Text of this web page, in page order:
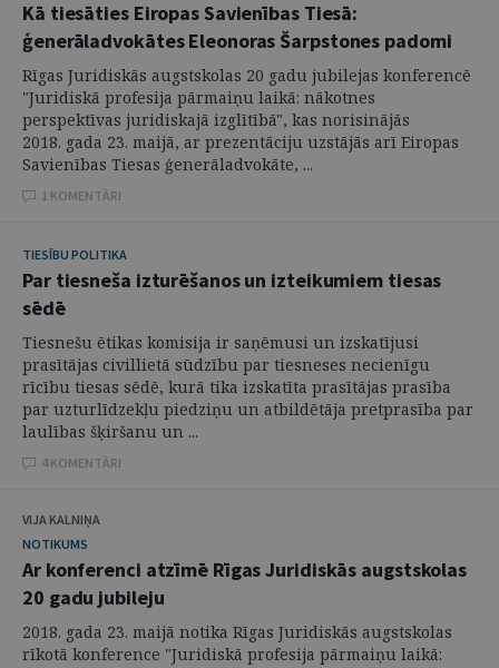
Kā tiesāties Eiropas Savienības Tiesā:
ģenerāladvokātes Eleonoras Šarpstones padomi
Rīgas Juridiskās augstskolas 20 gadu jubilejas konferencē
"Juridiskā profesija pārmaiņu laikā: nākotnes
perspektīvas juridiskajā izglītībā", kas norisinājās
2018. gada 23. maijā, ar prezentāciju uzstājās arī Eiropas
Savienības Tiesas ģenerāladvokāte, ...
1 KOMENTĀRI
TIESĪBU POLITIKA
Par tiesneša izturēšanos un izteikumiem tiesas
sēdē
Tiesnešu ētikas komisija ir saņēmusi un izskatījusi
prasītājas civillietā sūdzību par tiesneses necienīgu
rīcību tiesas sēdē, kurā tika izskatīta prasītājas prasība
par uzturlīdzekļu piedziņu un atbildētāja pretprasība par
laulības šķiršanu un ...
4 KOMENTĀRI
VIJA KALNIŅA
NOTIKUMS
Ar konferenci atzīmē Rīgas Juridiskās augstskolas
20 gadu jubileju
2018. gada 23. maijā notika Rīgas Juridiskās augstskolas
rīkotā konference "Juridiskā profesija pārmaiņu laikā: